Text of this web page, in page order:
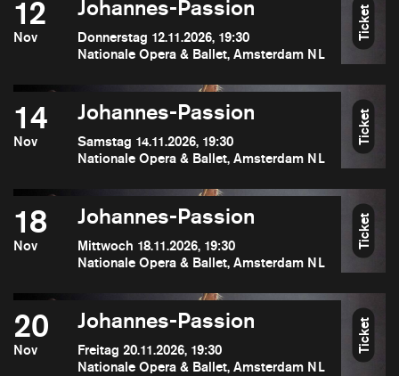
12
Nov
Johannes-Passion
Donnerstag 12.11.2026, 19:30
Nationale Opera & Ballet, Amsterdam NL
Ticket
14
Nov
Johannes-Passion
Samstag 14.11.2026, 19:30
Nationale Opera & Ballet, Amsterdam NL
Ticket
18
Nov
Johannes-Passion
Mittwoch 18.11.2026, 19:30
Nationale Opera & Ballet, Amsterdam NL
Ticket
20
Nov
Johannes-Passion
Freitag 20.11.2026, 19:30
Nationale Opera & Ballet, Amsterdam NL
Ticket